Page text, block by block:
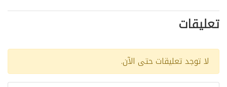
تعليقات
لا توجد تعليقات حتى الآن.